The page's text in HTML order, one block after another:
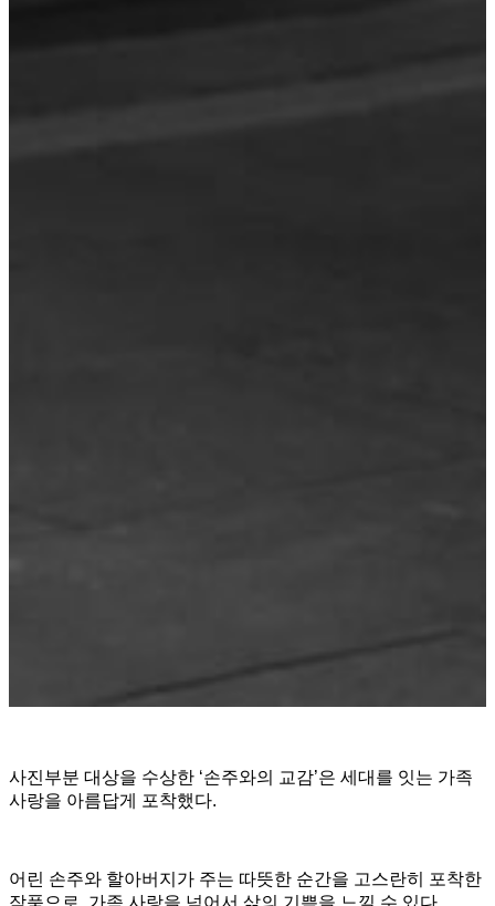
사진부분 대상을 수상한 ‘손주와의 교감’은 세대를 잇는 가족
사랑을 아름답게 포착했다.
어린 손주와 할아버지가 주는 따뜻한 순간을 고스란히 포착한
작품으로, 가족 사랑을 넘어서 삶의 기쁨을 느낄 수 있다.